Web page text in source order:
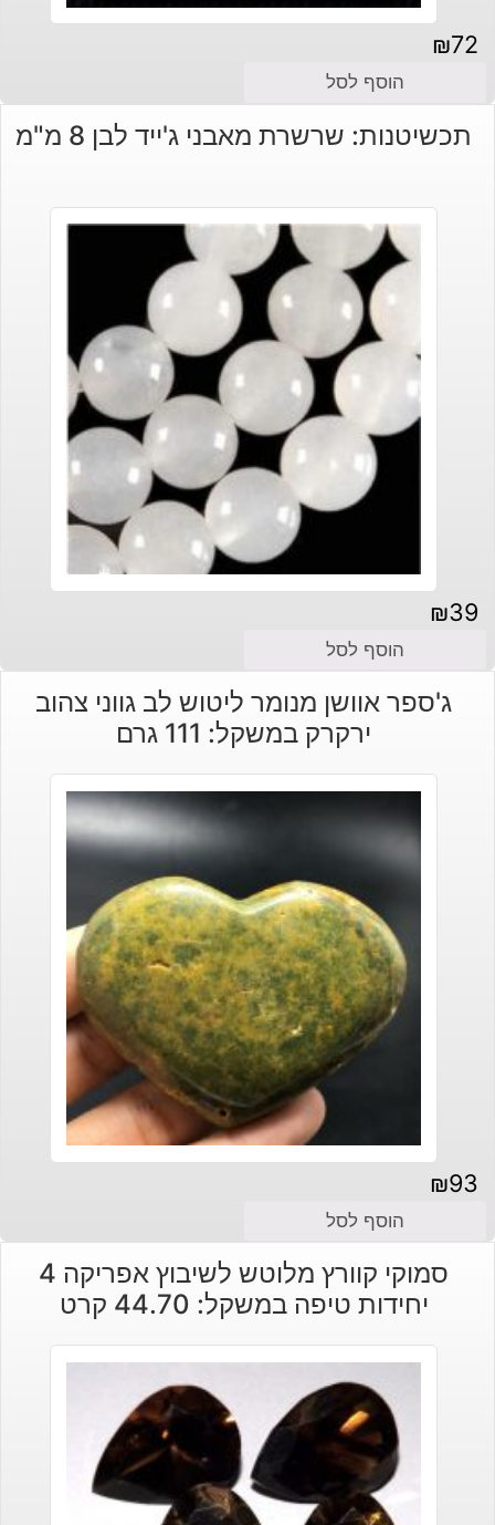
₪72
הוסף לסל
תכשיטנות: שרשרת מאבני ג'ייד לבן 8 מ"מ
₪39
הוסף לסל
ג'ספר אוושן מנומר ליטוש לב גווני צהוב
ירקרק במשקל: 111 גרם
₪93
הוסף לסל
סמוקי קוורץ מלוטש לשיבוץ אפריקה 4
יחידות טיפה במשקל: 44.70 קרט